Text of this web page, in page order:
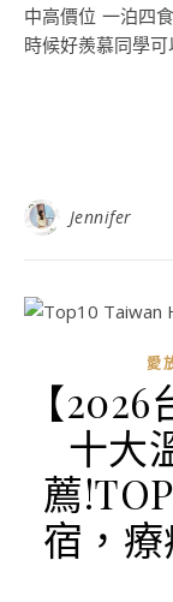
中高價位 一泊四
時候好羨慕同學
Jennifer
愛
【
十大
薦
宿，